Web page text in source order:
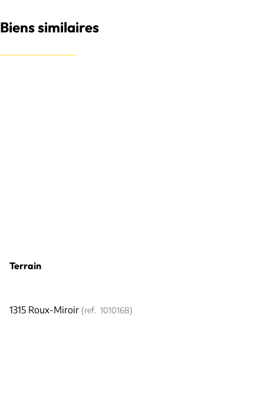
Biens similaires
Terrain
1315 Roux-Miroir (ref. 1010168)